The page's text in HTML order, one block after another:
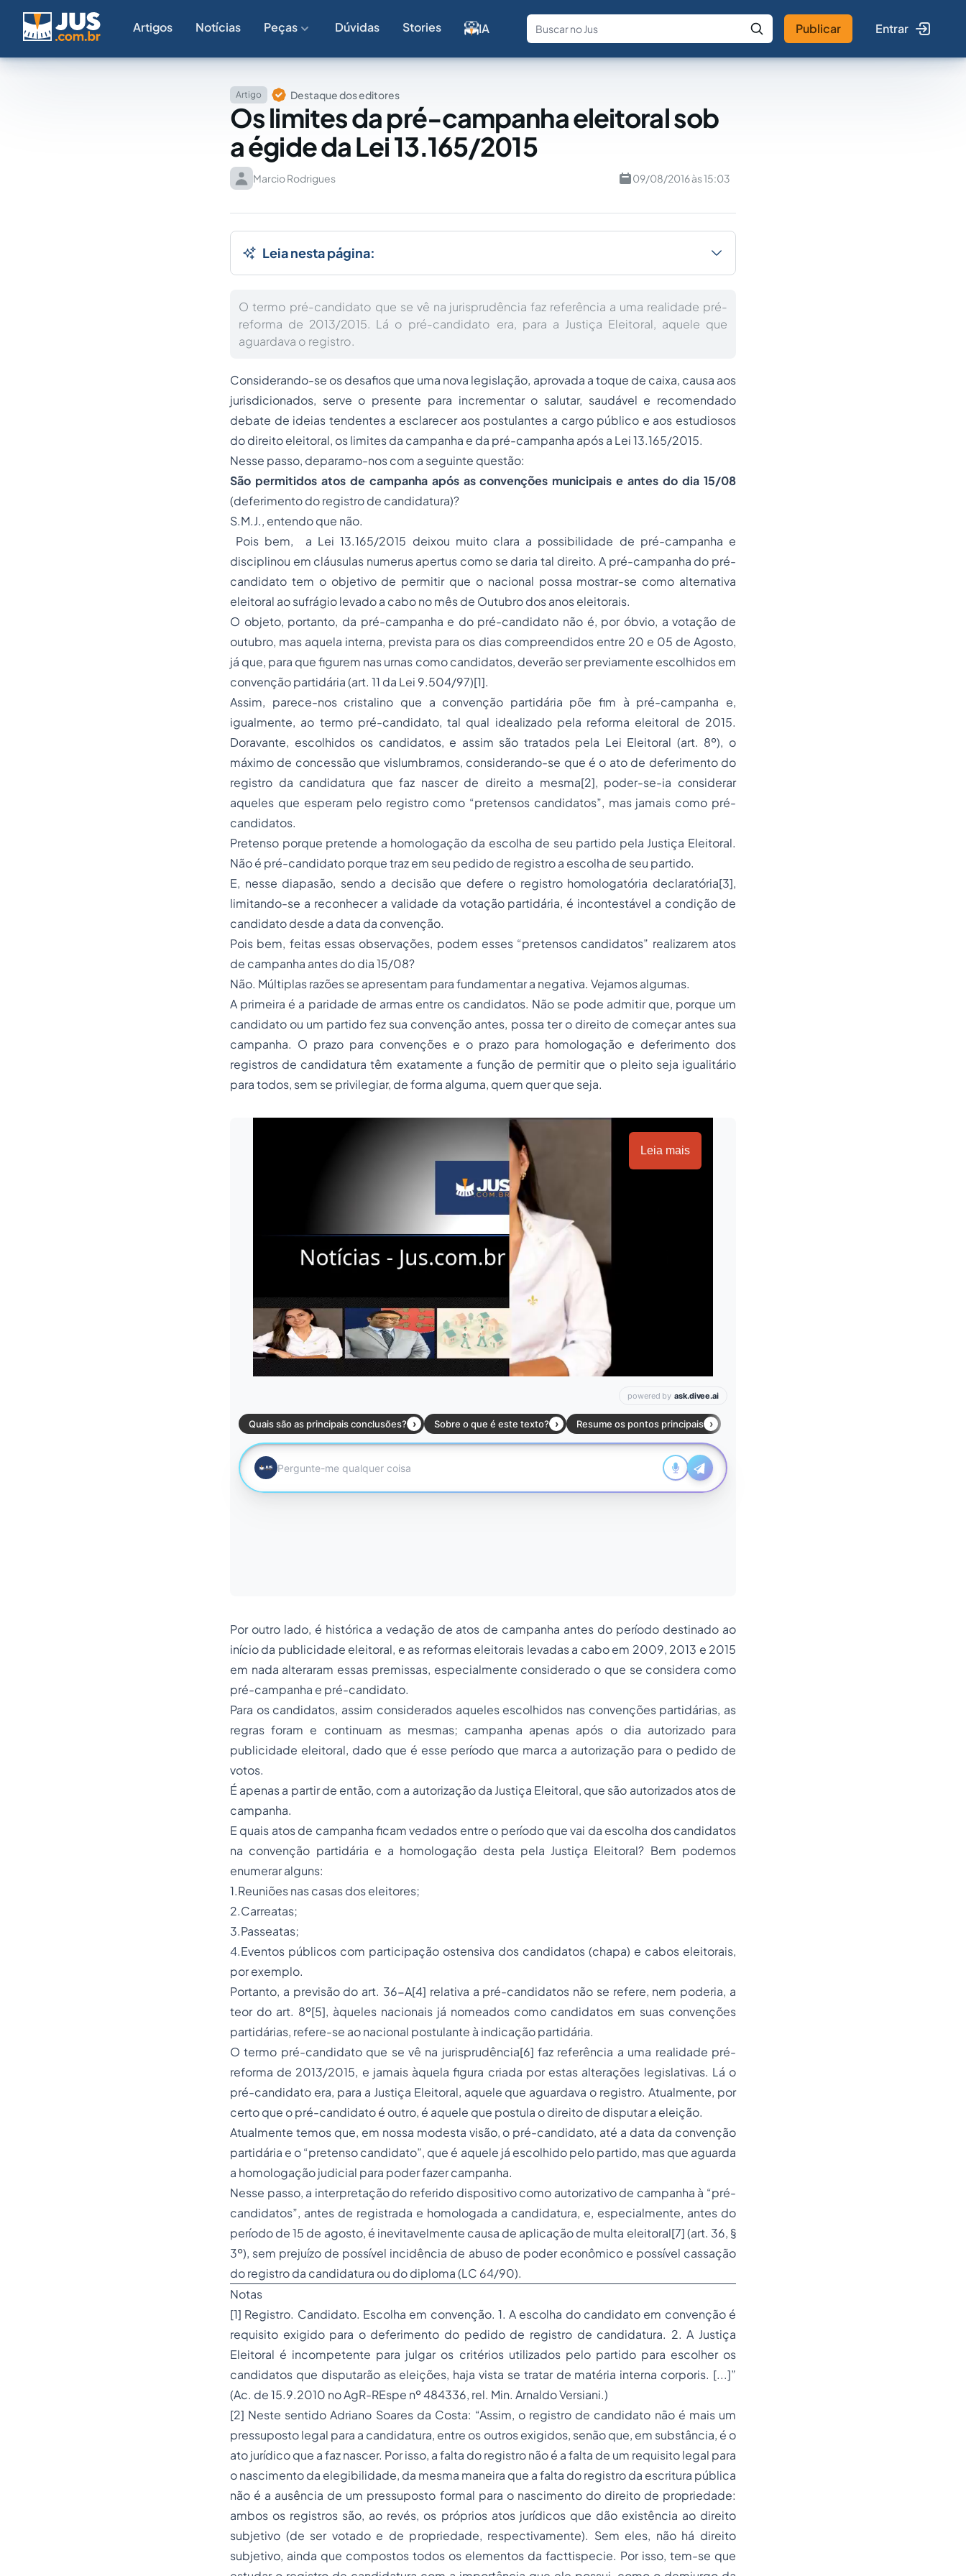
Artigos Notícias Peças Dúvidas Stories IA
Fale com a IA Buscar no Jus
Publicar Entrar
Artigo Destaque dos editores
Os limites da pré-campanha eleitoral sob
a égide da Lei 13.165/2015
Marcio Rodrigues 09/08/2016 às 15:03
Leia nesta página:
O termo pré-candidato que se vê na jurisprudência faz referência a uma realidade pré-
reforma de 2013/2015. Lá o pré-candidato era, para a Justiça Eleitoral, aquele que
aguardava o registro.
Considerando-se os desafios que uma nova legislação, aprovada a toque de caixa, causa aos
jurisdicionados, serve o presente para incrementar o salutar, saudável e recomendado
debate de ideias tendentes a esclarecer aos postulantes a cargo público e aos estudiosos
dodireito eleitoral, os limites da campanha e da pré-campanha após a Lei 13.165/2015.
Nesse passo, deparamo-nos com a seguinte questão:
São permitidosatos de campanha após as convenções municipais e antes do dia 15/08
(deferimento do registro de candidatura)?
S.M.J., entendo que não.
Pois bem, a Lei 13.165/2015 deixou muito clara a possibilidade de pré-campanha e
disciplinou em cláusulas numerus apertus como se daria tal direito. A pré-campanha do pré-
candidato tem o objetivo de permitir que o nacional possa mostrar-se como alternativa
eleitoral ao sufrágio levado a cabo no mês de Outubro dos anos eleitorais.
O objeto, portanto, da pré-campanha e do pré-candidato não é, por óbvio, a votação de
outubro, mas aquela interna, prevista para os dias compreendidos entre 20 e 05 de Agosto,
já que, para que figurem nas urnas como candidatos, deverão ser previamente escolhidos em
convenção partidária (art. 11 da Lei 9.504/97)[1].
Assim, parece-nos cristalino que a convenção partidária põe fim à pré-campanha e,
igualmente, ao termo pré-candidato, tal qual idealizado pela reforma eleitoral de 2015.
Doravante, escolhidos os candidatos, e assim são tratados pela Lei Eleitoral (art. 8º), o
máximo de concessão que vislumbramos, considerando-se que é o ato de deferimento do
registro da candidatura que faz nascer de direito a mesma[2], poder-se-ia considerar
aqueles que esperam pelo registro como “pretensos candidatos”, mas jamais como pré-
candidatos.
Pretenso porque pretende a homologação da escolha de seu partido pela Justiça Eleitoral.
Não é pré-candidato porque traz em seu pedido de registro a escolha de seu partido.
E, nesse diapasão, sendo a decisão que defere o registro homologatória declaratória[3],
limitando-se a reconhecer a validade da votação partidária, é incontestável a condição de
candidato desde a data da convenção.
Pois bem, feitas essas observações, podem esses “pretensos candidatos” realizarem atos
de campanha antes do dia 15/08?
Não. Múltiplas razões se apresentam para fundamentar a negativa. Vejamos algumas.
A primeira é a paridade de armas entre os candidatos. Não se pode admitir que, porque um
candidato ou um partido fez sua convenção antes, possa ter o direito de começar antes sua
campanha. O prazo para convenções e o prazo para homologação e deferimento dos
registros de candidatura têm exatamente a função de permitir que o pleito seja igualitário
para todos, sem se privilegiar, de forma alguma, quem quer que seja.
Leia mais
Por outro lado, é histórica a vedação de atos de campanha antes do período destinado ao
início da publicidade eleitoral, e as reformas eleitorais levadas a cabo em 2009, 2013 e 2015
em nada alteraram essas premissas, especialmente considerado o que se considera como
pré-campanha e pré-candidato.
Para os candidatos, assim considerados aqueles escolhidos nas convenções partidárias, as
regras foram e continuam as mesmas; campanha apenas após o dia autorizado para
publicidade eleitoral, dado que é esse período que marca a autorização para o pedido de
votos.
É apenas a partir de então, com a autorização da Justiça Eleitoral, que são autorizados atos de
campanha.
E quais atos de campanha ficam vedados entre o período que vai da escolha dos candidatos
na convenção partidária e a homologação desta pela Justiça Eleitoral? Bem podemos
enumerar alguns:
1.Reuniões nas casas dos eleitores;
2.Carreatas;
3.Passeatas;
4.Eventos públicos com participação ostensiva dos candidatos (chapa) e cabos eleitorais,
por exemplo.
Portanto, a previsão do art. 36-A[4] relativa a pré-candidatos não se refere, nem poderia, a
teor do art. 8º[5], àqueles nacionais já nomeados como candidatos em suas convenções
partidárias, refere-se ao nacional postulante à indicação partidária.
O termo pré-candidato que se vê na jurisprudência[6] faz referência a uma realidade pré-
reforma de 2013/2015, e jamais àquela figura criada por estas alterações legislativas. Lá o
pré-candidato era, para a Justiça Eleitoral, aquele que aguardava o registro. Atualmente, por
certo que o pré-candidato é outro, é aquele que postula o direito de disputar a eleição.
Atualmente temos que, em nossa modesta visão, o pré-candidato, até a data da convenção
partidária e o “pretenso candidato”, que é aquele já escolhido pelo partido, mas que aguarda
a homologação judicial para poder fazer campanha.
Nesse passo, a interpretação do referido dispositivo como autorizativo de campanha à “pré-
candidatos”, antes de registrada e homologada a candidatura, e, especialmente, antes do
período de 15 de agosto, é inevitavelmente causa de aplicação de multa eleitoral[7] (art. 36, §
3º), sem prejuízo de possível incidência de abuso de poder econômico e possível cassação
do registro da candidatura ou do diploma (LC 64/90).
Notas
[1] Registro. Candidato. Escolha em convenção. 1. A escolha do candidato em convenção é
requisito exigido para o deferimento do pedido de registro de candidatura. 2. A Justiça
Eleitoral é incompetente para julgar os critérios utilizados pelo partido para escolher os
candidatos que disputarão as eleições, haja vista se tratar de matéria interna corporis. [...]”
(Ac. de 15.9.2010 no AgR-REspe nº 484336, rel. Min. Arnaldo Versiani.)
[2] Neste sentido Adriano Soares da Costa: “Assim, o registro de candidato não é mais um
pressuposto legal para a candidatura, entre os outros exigidos, senão que, em substância, é o
ato jurídico que a faz nascer. Por isso, a falta do registro não é a falta de um requisito legal para
o nascimento da elegibilidade, da mesma maneira que a falta do registro da escritura pública
não é a ausência de um pressuposto formal para o nascimento do direito de propriedade:
ambos os registros são, ao revés, os próprios atos jurídicos que dão existência ao direito
subjetivo (de ser votado e de propriedade, respectivamente). Sem eles, não há direito
subjetivo, ainda que compostos todos os elementos da facttispecie. Por isso, tem-se que